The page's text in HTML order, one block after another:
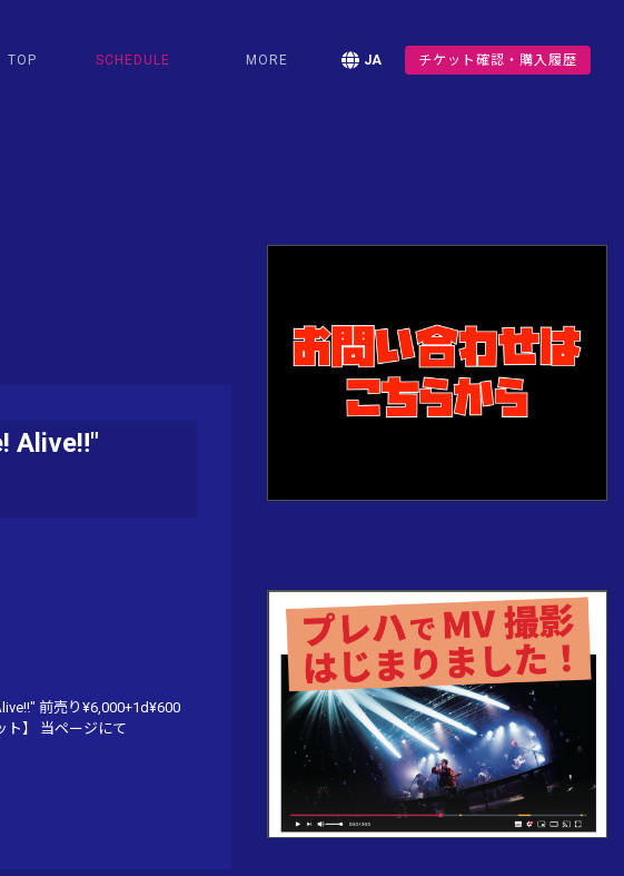
TOP SCHEDULE MORE JA チケット確認・購入履歴
Alive‼︎"
前売り¥6,000+1d¥600
ト】 当ページにて